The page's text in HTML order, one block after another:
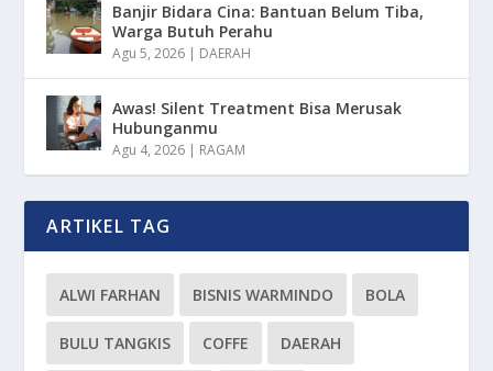
Banjir Bidara Cina: Bantuan Belum Tiba,
Warga Butuh Perahu
Agu 5, 2026 | DAERAH
Awas! Silent Treatment Bisa Merusak
Hubunganmu
Agu 4, 2026 | RAGAM
ARTIKEL TAG
ALWI FARHAN BISNIS WARMINDO BOLA
BULU TANGKIS COFFE DAERAH